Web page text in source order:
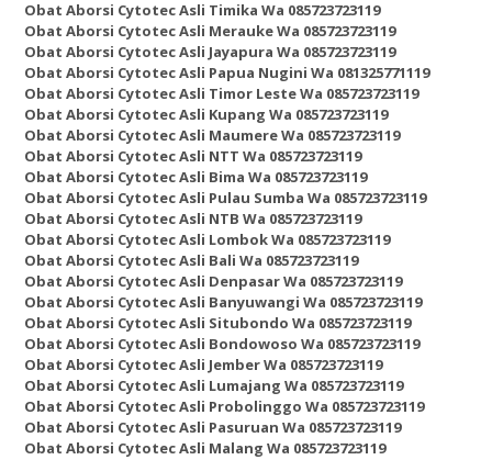
Obat Aborsi Cytotec Asli Timika Wa 085723723119
Obat Aborsi Cytotec Asli Merauke Wa 085723723119
Obat Aborsi Cytotec Asli Jayapura Wa 085723723119
Obat Aborsi Cytotec Asli Papua Nugini Wa 081325771119
Obat Aborsi Cytotec Asli Timor Leste Wa 085723723119
Obat Aborsi Cytotec Asli Kupang Wa 085723723119
Obat Aborsi Cytotec Asli Maumere Wa 085723723119
Obat Aborsi Cytotec Asli NTT Wa 085723723119
Obat Aborsi Cytotec Asli Bima Wa 085723723119
Obat Aborsi Cytotec Asli Pulau Sumba Wa 085723723119
Obat Aborsi Cytotec Asli NTB Wa 085723723119
Obat Aborsi Cytotec Asli Lombok Wa 085723723119
Obat Aborsi Cytotec Asli Bali Wa 085723723119
Obat Aborsi Cytotec Asli Denpasar Wa 085723723119
Obat Aborsi Cytotec Asli Banyuwangi Wa 085723723119
Obat Aborsi Cytotec Asli Situbondo Wa 085723723119
Obat Aborsi Cytotec Asli Bondowoso Wa 085723723119
Obat Aborsi Cytotec Asli Jember Wa 085723723119
Obat Aborsi Cytotec Asli Lumajang Wa 085723723119
Obat Aborsi Cytotec Asli Probolinggo Wa 085723723119
Obat Aborsi Cytotec Asli Pasuruan Wa 085723723119
Obat Aborsi Cytotec Asli Malang Wa 085723723119